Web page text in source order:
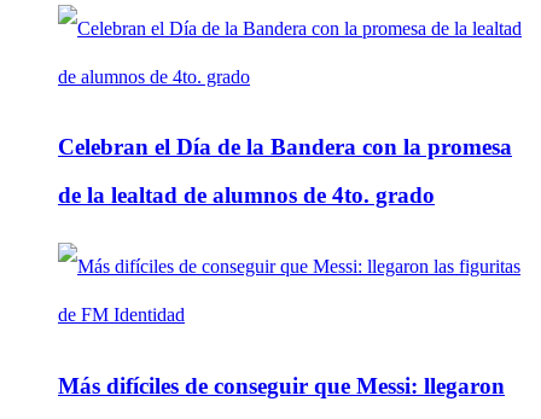
Celebran el Día de la Bandera con la promesa
de la lealtad de alumnos de 4to. grado
Más difíciles de conseguir que Messi: llegaron